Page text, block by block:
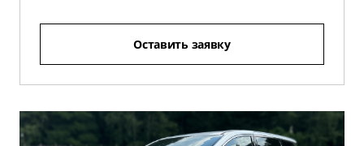
Оставить заявку